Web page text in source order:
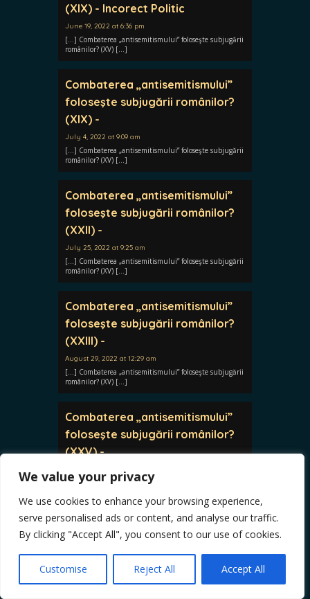
We value your privacy
We use cookies to enhance your browsing experience,
serve personalised ads or content, and analyse our traffic.
By clicking "Accept All", you consent to our use of cookies.
Customise Reject All Accept All
(XIX) - Incorect Politic
June 19, 2022 at 6:36 pm
[…] Combaterea „antisemitismului” foloseşte subjugării
românilor? (XV) […]
Combaterea „antisemitismului”
foloseşte subjugării românilor?
(XIX) -
July 4, 2022 at 9:09 am
[…] Combaterea „antisemitismului” foloseşte subjugării
românilor? (XV) […]
Combaterea „antisemitismului”
foloseşte subjugării românilor?
(XXII) -
July 25, 2022 at 9:25 am
[…] Combaterea „antisemitismului” foloseşte subjugării
românilor? (XV) […]
Combaterea „antisemitismului”
foloseşte subjugării românilor?
(XXIII) -
August 29, 2022 at 12:29 am
[…] Combaterea „antisemitismului” foloseşte subjugării
românilor? (XV) […]
Combaterea „antisemitismului”
foloseşte subjugării românilor?
(XXV) -
[…] Combaterea „antisemitismului” foloseşte subjugării
Combaterea „antisemitismului”
foloseşte subjugării românilor?